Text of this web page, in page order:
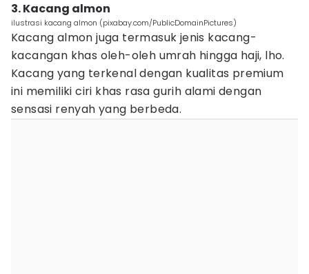
3. Kacang almon
ilustrasi kacang almon (pixabay.com/PublicDomainPictures)
Kacang almon juga termasuk jenis kacang-
kacangan khas oleh-oleh umrah hingga haji, lho.
Kacang yang terkenal dengan kualitas premium
ini memiliki ciri khas rasa gurih alami dengan
sensasi renyah yang berbeda.